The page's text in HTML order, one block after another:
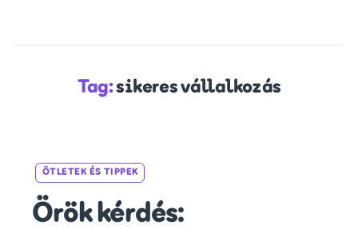
Tag:sikeres vállalkozás
ÖTLETEK ÉS TIPPEK
Örök kérdés: